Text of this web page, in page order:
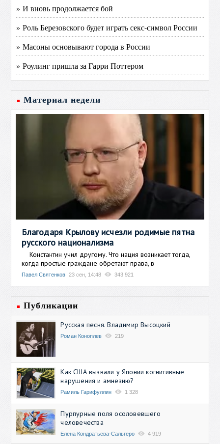
» И вновь продолжается бой
» Роль Березовского будет играть секс-символ России
» Масоны основывают города в России
» Роулинг пришла за Гарри Поттером
Материал недели
Благодаря Крылову исчезли родимые пятна
русского национализма
Константин учил другому. Что нация возникает тогда,
когда простые граждане обретают права, в
Павел Святенков 23 сен, 14:48 343 921
Публикации
Русская песня. Владимир Высоцкий
Роман Коноплев 219
Как США вызвали у Японии когнитивные
нарушения и амнезию?
Рамиль Гарифуллин 1 328
Пурпурные поля осоловевшего
человечества
Елена Кондратьева-Сальгеро 4 919